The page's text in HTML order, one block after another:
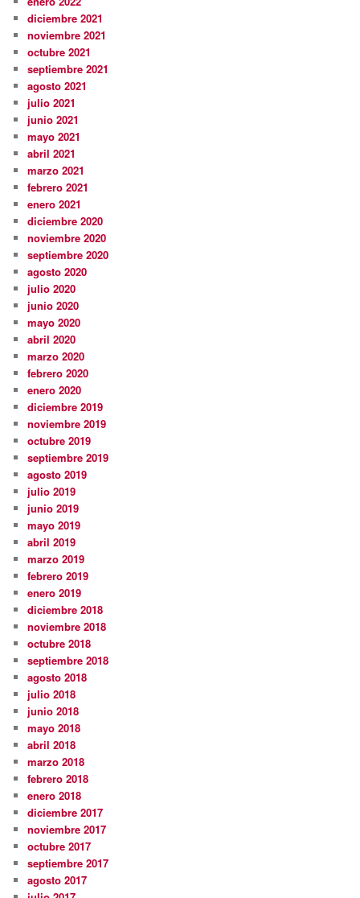
diciembre 2021
noviembre 2021
octubre 2021
septiembre 2021
agosto 2021
julio 2021
junio 2021
mayo 2021
abril 2021
marzo 2021
febrero 2021
enero 2021
diciembre 2020
noviembre 2020
septiembre 2020
agosto 2020
julio 2020
junio 2020
mayo 2020
abril 2020
marzo 2020
febrero 2020
enero 2020
diciembre 2019
noviembre 2019
octubre 2019
septiembre 2019
agosto 2019
julio 2019
junio 2019
mayo 2019
abril 2019
marzo 2019
febrero 2019
enero 2019
diciembre 2018
noviembre 2018
octubre 2018
septiembre 2018
agosto 2018
julio 2018
junio 2018
mayo 2018
abril 2018
marzo 2018
febrero 2018
enero 2018
diciembre 2017
noviembre 2017
octubre 2017
septiembre 2017
agosto 2017